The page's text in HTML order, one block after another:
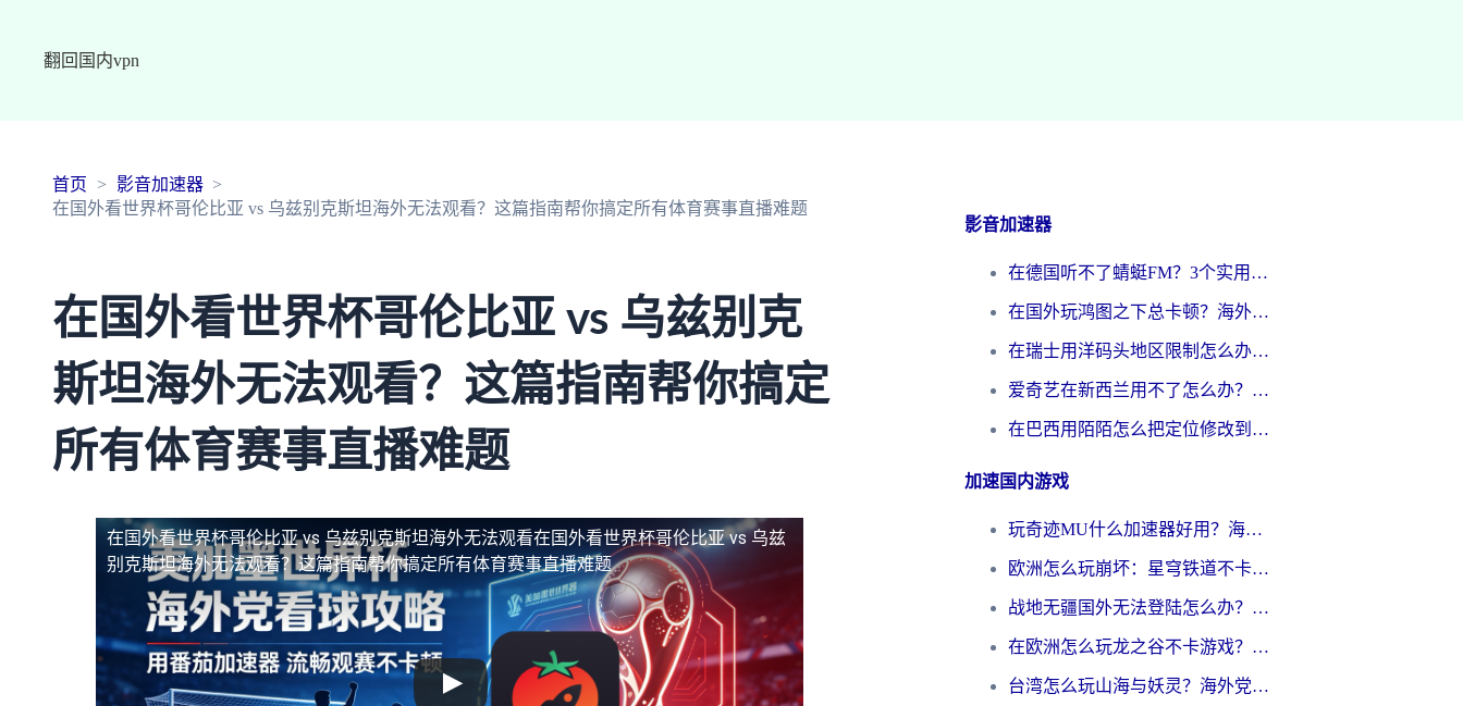
翻回国内vpn
首页
影音加速器
在国外看世界杯哥伦比亚 vs 乌兹别克斯坦海外无法观看？这篇指南帮你搞定所有体育赛事直播难题
在国外看世界杯哥伦比亚 vs 乌兹别克
斯坦海外无法观看？这篇指南帮你搞定
所有体育赛事直播难题
在国外看世界杯哥伦比亚 vs 乌兹别克斯坦海外无法观看在国外看世界杯哥伦比亚 vs 乌兹
别克斯坦海外无法观看？这篇指南帮你搞定所有体育赛事直播难题
影音加速器
在德国听不了蜻蜓FM？3个实用技巧帮你解锁国内影音自由
在国外玩鸿图之下总卡顿？海外党追剧听歌的3个实用解决方案
在瑞士用洋码头地区限制怎么办？海外华人必看的回国加速全攻略
爱奇艺在新西兰用不了怎么办？海外党亲测有效的回国加速方案
在巴西用陌陌怎么把定位修改到中国国内？海外党必看的回国加速全攻略
加速国内游戏
玩奇迹MU什么加速器好用？海外党亲测：这款加速器让你告别延迟卡顿！
欧洲怎么玩崩坏：星穹铁道不卡？2026海外玩家国服游戏加速器终极攻略
战地无疆国外无法登陆怎么办？海外玩家国服畅玩终极指南（附欧服魔兽EVE加速方案）
在欧洲怎么玩龙之谷不卡游戏？2026海外党国服游戏加速全攻略
台湾怎么玩山海与妖灵？海外党国服游戏加速全攻略，告别延迟卡顿